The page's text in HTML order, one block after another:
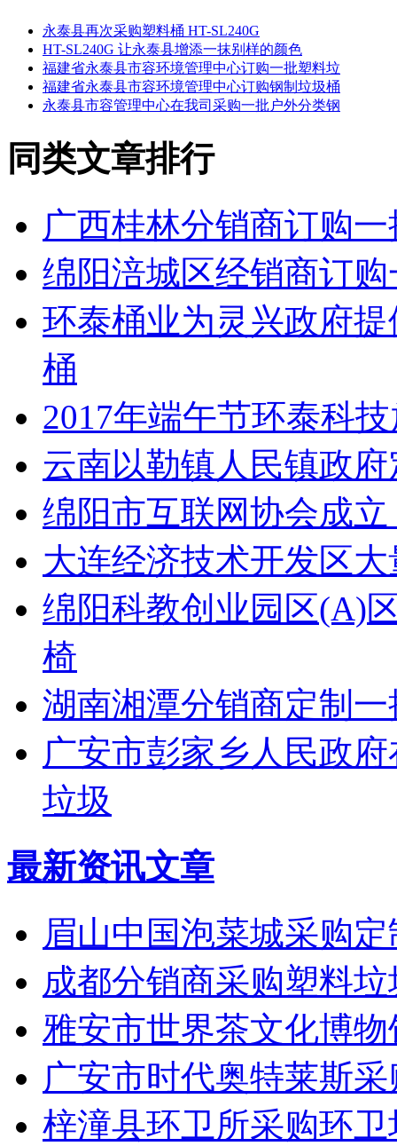
永泰县再次采购塑料桶 HT-SL240G
HT-SL240G 让永泰县增添一抹别样的颜色
福建省永泰县市容环境管理中心订购一批塑料垃
福建省永泰县市容环境管理中心订购钢制垃圾桶
永泰县市容管理中心在我司采购一批户外分类钢
同类文章排行
广西桂林分销商订购
绵阳涪城区经销商订
环泰桶业为灵兴政府
桶
2017年端午节环泰科
云南以勒镇人民镇政
绵阳市互联网协会成
大连经济技术开发区大
绵阳科教创业园区(A)
椅
湖南湘潭分销商定制
广安市彭家乡人民政
垃圾
最新资讯文章
眉山中国泡菜城采购
成都分销商采购塑料
雅安市世界茶文化博
广安市时代奥特莱斯
梓潼县环卫所采购环